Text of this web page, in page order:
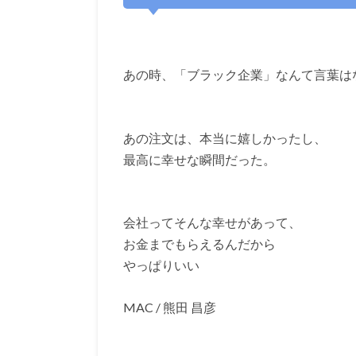
あの時、「ブラック企業」なんて言葉は
あの注文は、本当に嬉しかったし、
最高に幸せな瞬間だった。
会社ってそんな幸せがあって、
お金までもらえるんだから
やっぱりいい
MAC / 熊田 昌彦